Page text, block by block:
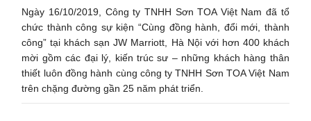
Ngày 16/10/2019, Công ty TNHH Sơn TOA Việt Nam đã tổ
chức thành công sự kiện “Cùng đồng hành, đổi mới, thành
công” tại khách sạn JW Marriott, Hà Nội với hơn 400 khách
mời gồm các đại lý, kiến trúc sư – những khách hàng thân
thiết luôn đồng hành cùng công ty TNHH Sơn TOA Việt Nam
trên chặng đường gần 25 năm phát triển.